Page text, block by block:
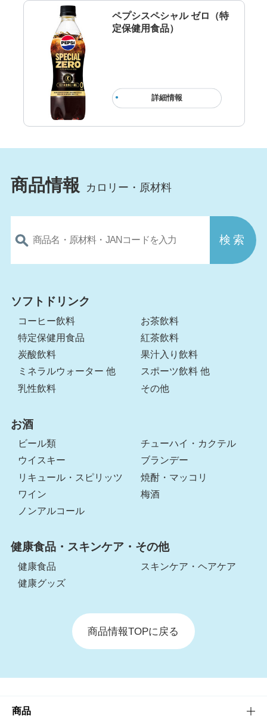
ペプシスペシャル ゼロ（特
定保健用食品）
詳細情報
商品情報 カロリー・原材料
ソフトドリンク
コーヒー飲料
お茶飲料
特定保健用食品
紅茶飲料
炭酸飲料
果汁入り飲料
ミネラルウォーター 他
スポーツ飲料 他
乳性飲料
その他
お酒
ビール類
チューハイ・カクテル
ウイスキー
ブランデー
リキュール・スピリッツ
焼酎・マッコリ
ワイン
梅酒
ノンアルコール
健康食品・スキンケア・その他
健康食品
スキンケア・ヘアケア
健康グッズ
商品情報TOPに戻る
商品